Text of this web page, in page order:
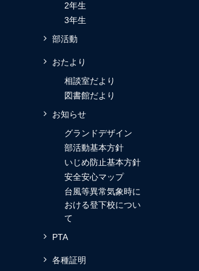
2年生
3年生
部活動
おたより
相談室だより
図書館だより
お知らせ
グランドデザイン
部活動基本方針
いじめ防止基本方針
安全安心マップ
台風等異常気象時に
おける登下校につい
て
PTA
各種証明